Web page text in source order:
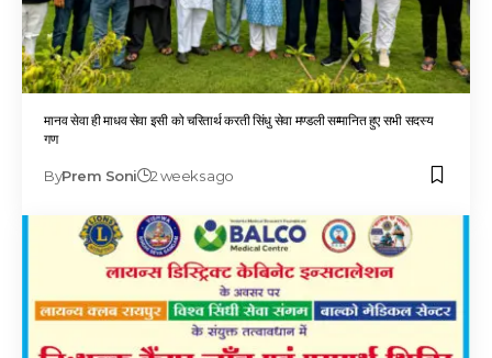
मानव सेवा ही माधव सेवा इसी को चरितार्थ करती सिंधु सेवा मण्डली सम्मानित हुए सभी सदस्य
गण
ByPrem Soni 2 weeks ago